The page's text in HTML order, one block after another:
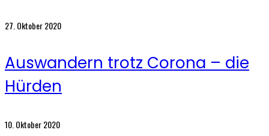
27. Oktober 2020
Auswandern trotz Corona – die
Hürden
10. Oktober 2020